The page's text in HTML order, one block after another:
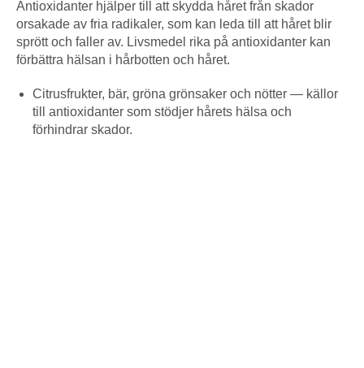
Antioxidanter hjälper till att skydda håret från skador
orsakade av fria radikaler, som kan leda till att håret blir
sprött och faller av. Livsmedel rika på antioxidanter kan
förbättra hälsan i hårbotten och håret.
Citrusfrukter, bär, gröna grönsaker och nötter — källor
till antioxidanter som stödjer hårets hälsa och
förhindrar skador.